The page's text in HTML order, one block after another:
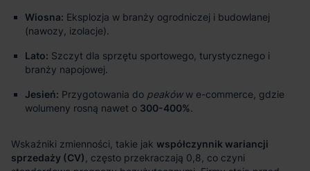
Wiosna: Eksplozja w branży ogrodniczej i budowlanej
(nawozy, izolacje).
Lato: Szczyt dla sprzętu sportowego, turystycznego i
branży napojowej.
Jesień: Przygotowania do peakóww e-commerce, gdzie
wolumeny rosną nawet o 300-400%.
współczynnik wariancji
sprzedaży (CV)